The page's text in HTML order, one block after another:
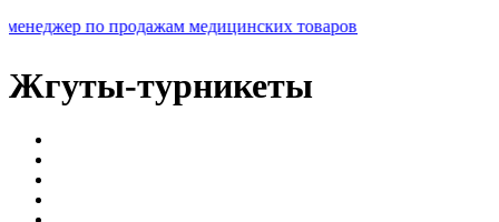
по продажам медицинских товаров
Жгуты-турникеты